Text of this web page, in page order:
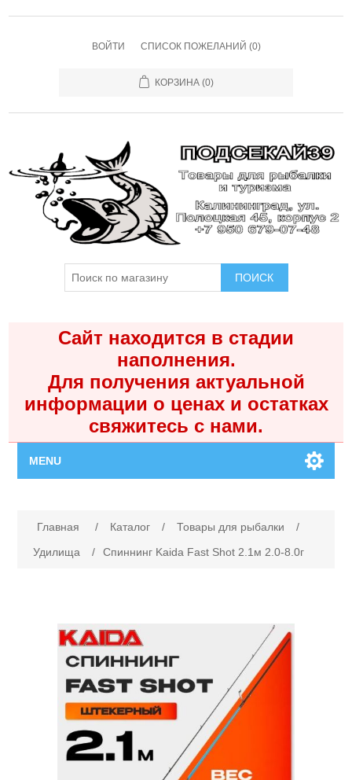
ВОЙТИ СПИСОК ПОЖЕЛАНИЙ (0)
КОРЗИНА (0)
ПОИСК
Сайт находится в стадии
наполнения.
Для получения актуальной
информации о ценах и остатках
свяжитесь с нами.
MENU
Каталог
Товары для рыбалки
Личный кабинет
Главная / Каталог / Товары для рыбалки
/
Удилища
/ Спиннинг Kaida Fast Shot 2.1м 2.0-8.0г